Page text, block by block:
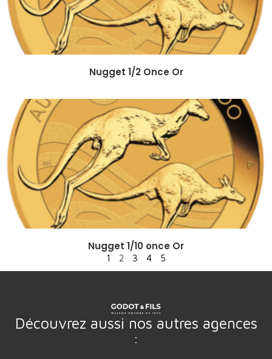
Nugget 1/2 Once Or
Nugget 1/10 once Or
1 2 3 4 5
Découvrez aussi nos autres agences
: